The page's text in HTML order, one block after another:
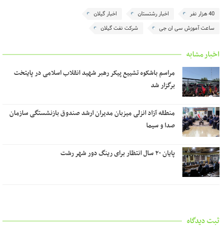
40 هزار نفر اخبار رشتستان
اخبار گیلان
ساعت آموزش سی ان جی
شرکت نفت گیلان
اخبار مشابه
مراسم باشکوه تشییع پیکر رهبر شهید انقلاب اسلامی در پایتخت
برگزار شد
منطقه آزاد انزلی میزبان مدیران ارشد صندوق بازنشستگی سازمان
صدا و سیما
پایان ۲۰ سال انتظار برای رینگ دور شهر رشت
ثبت دیدگاه